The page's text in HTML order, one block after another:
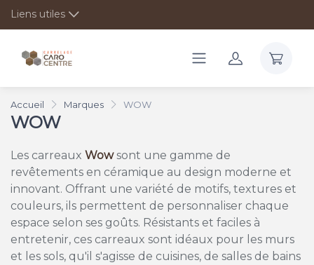
Liens utiles
Accueil Marques WOW
WOW
Les carreaux Wowsont une gamme de
revêtements en céramique au design moderne et
innovant. Offrant une variété de motifs, textures et
couleurs, ils permettent de personnaliser chaque
espace selon ses goûts. Résistants et faciles à
entretenir, ces carreaux sont idéaux pour les murs
et les sols, qu'il s'agisse de cuisines, de salles de bains